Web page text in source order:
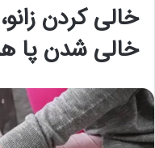
خالی کردن
خالی شدن پا